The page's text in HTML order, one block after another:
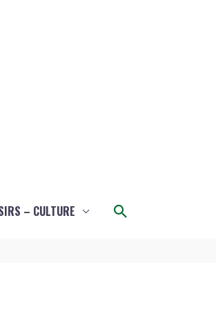
– CULTURE Rechercher